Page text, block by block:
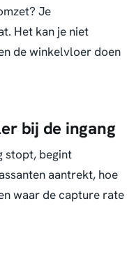
Je
Het kan je niet
de winkelvloer doen
bij de ingang
stopt, begint
aantrekt, hoe
waar de capture rate